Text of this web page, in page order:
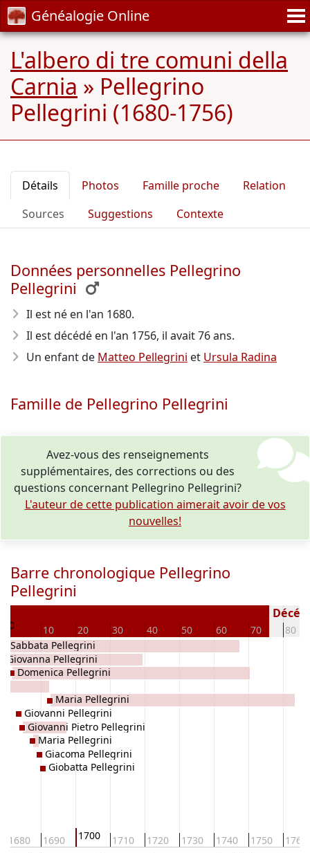
Généalogie Online
L'albero di tre comuni della
Carnia » Pellegrino
Pellegrini (1680-1756)
Détails Photos Famille proche
Relation
Sources
Suggestions Contexte
Données personnelles Pellegrino
Pellegrini
Il est né en l'an 1680.
Il est décédé en l'an 1756, il avait 76 ans.
Un enfant de Matteo Pellegrini et Ursula Radina
Famille de Pellegrino Pellegrini
Avez-vous des renseignements
supplémentaires, des corrections ou des
questions concernant Pellegrino Pellegrini?
L'auteur de cette publication aimerait avoir de vos
nouvelles!
Barre chronologique Pellegrino
Pellegrini
0 10 20 30 40 50 60 70 80
1680 1690 1700 1710 1720 1730 1740 1750 1760
Giovanna Pellegrini
Sabbata Pellegrini
Domenica Pellegrini
Giovanni Pellegrini
Giovanni Pietro Pellegrini
Maria Pellegrini
Giacoma Pellegrini
Giobatta Pellegrini
Maria Pellegrini